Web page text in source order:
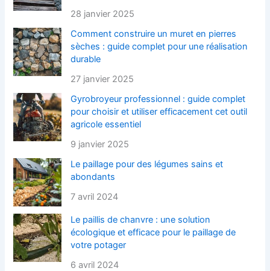
28 janvier 2025
Comment construire un muret en pierres
sèches : guide complet pour une réalisation
durable
27 janvier 2025
Gyrobroyeur professionnel : guide complet
pour choisir et utiliser efficacement cet outil
agricole essentiel
9 janvier 2025
Le paillage pour des légumes sains et
abondants
7 avril 2024
Le paillis de chanvre : une solution
écologique et efficace pour le paillage de
votre potager
6 avril 2024